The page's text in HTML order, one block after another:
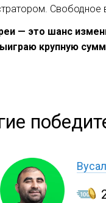
Свободное
— это шанс
крупную